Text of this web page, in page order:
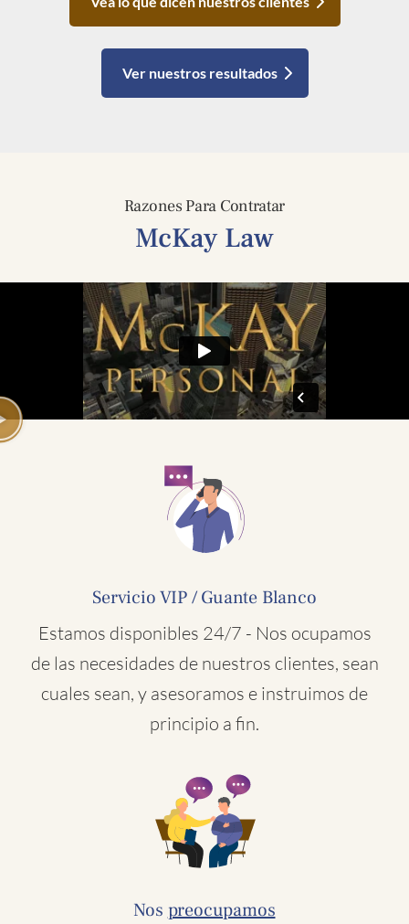
Ver nuestros resultados
Razones Para Contratar
McKay Law
Servicio VIP / Guante Blanco
Estamos disponibles 24/7 - Nos ocupamos
de las necesidades de nuestros clientes, sean
cuales sean, y asesoramos e instruimos de
principio a fin.
Nos preocupamos